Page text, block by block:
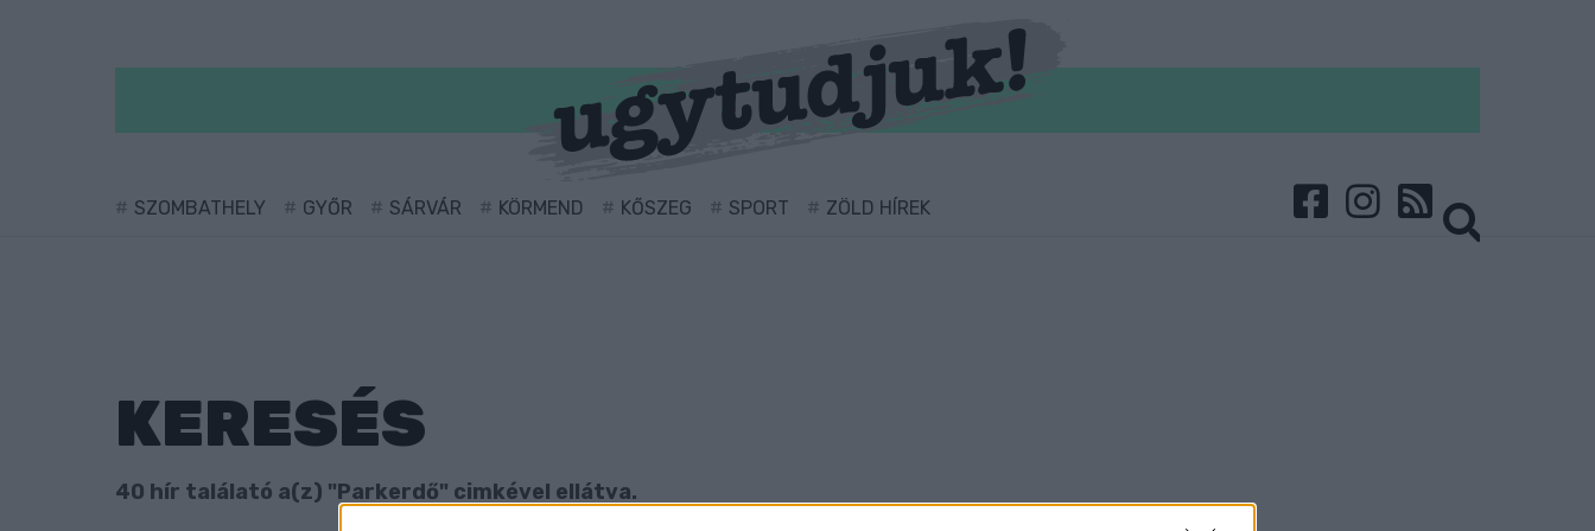
SZOMBATHELY GYŐR SÁRVÁR KÖRMEND KŐSZEG SPORT ZÖLD HÍREK
KERESÉS
40 hír találató a(z) "Parkerdő" cimkével ellátva.